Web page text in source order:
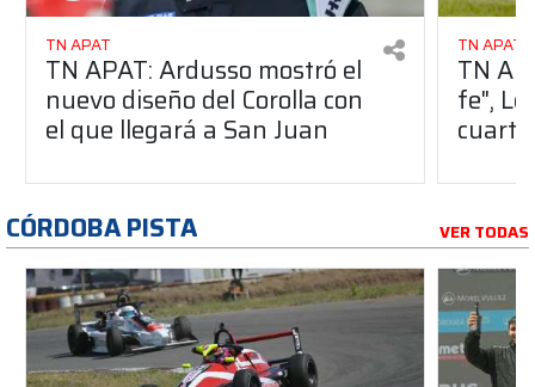
TN APAT
TN APAT: Ardusso mostró el
nuevo diseño del Corolla con
el que llegará a San Juan
TN APAT
TN
fe",
CÓRDOBA PISTA VER TODAS